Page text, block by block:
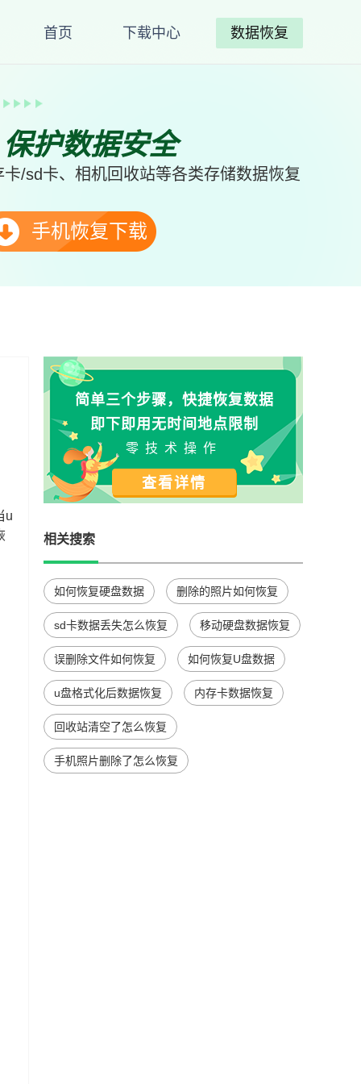
首页 下载中心 数据恢复
护数据安全
/sd卡、相机回收站等各类存储数据恢复
手机恢复下载
u
简单三个步骤，快捷恢复数据
即下即用无时间地点限制
零技术操作
查看详情
相关搜索
如何恢复硬盘数据 删除的照片如何恢复
sd卡数据丢失怎么恢复 移动硬盘数据恢复
误删除文件如何恢复 如何恢复U盘数据
u盘格式化后数据恢复 内存卡数据恢复
回收站清空了怎么恢复
手机照片删除了怎么恢复